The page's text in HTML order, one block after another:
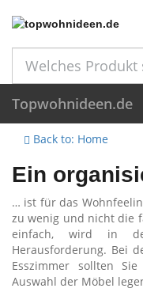
Topwohnideen.de
Back to: Home
Ein
… ist für das
zu wenig und nicht die
einfach, wird in
Herausforderung. Bei
Esszimmer sollten
Auswahl der Möbel